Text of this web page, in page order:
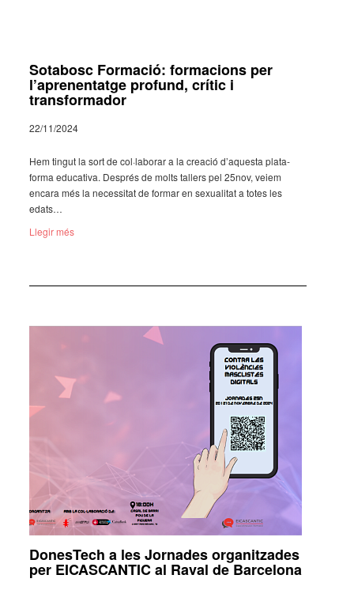
Sotabosc Formació: formacions per
l’aprenentatge profund, crític i
transformador
22/11/2024
Hem tingut la sort de col·­la­bo­rar a la crea­ció d’aquesta plata­
forma educa­tiva. Després de molts tallers pel 25nov, veiem
encara més la neces­si­tat de formar en sexu­a­li­tat a totes les
edats…
Llegir més
DonesTech a les Jornades organitzades
per EICASCANTIC al Raval de Barcelona